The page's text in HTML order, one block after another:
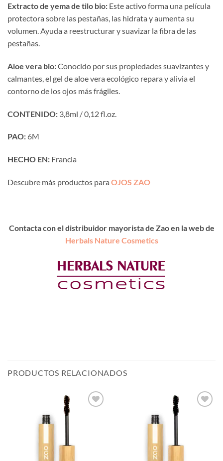
Extracto de yema de tilo bio: Este activo forma una película
protectora sobre las pestañas, las hidrata y aumenta su
volumen. Ayuda a reestructurar y suavizar la fibra de las
pestañas.
Aloe vera bio:Conocido por sus propiedades suavizantes y
calmantes, el gel de aloe vera ecológico repara y alivia el
contorno de los ojos más frágiles.
CONTENIDO: 3,8ml / 0,12 fl.oz.
PAO: 6M
HECHO EN: Francia
Descubre más productos para OJOS ZAO
Contacta con el distribuidor mayorista de Zao en la web de
Herbals Nature Cosmetics
PRODUCTOS RELACIONADOS